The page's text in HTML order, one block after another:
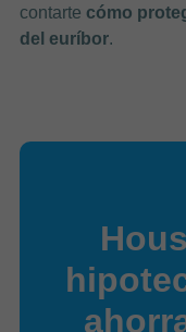
contarte cómo
del euríbor.